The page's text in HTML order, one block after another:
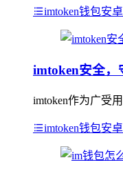
imtoken钱包安
imtoken安全，
imtoken作为广受
imtoken钱包安